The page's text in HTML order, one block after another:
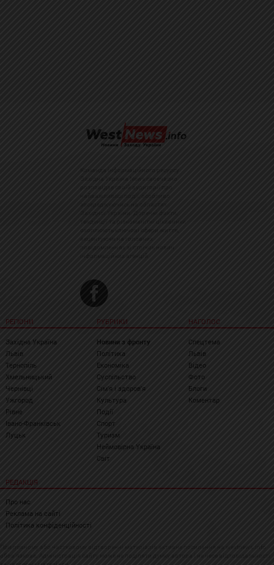
РЕГІОНИ
Західна Україна
Львів
Тернопіль
Хмельницький
Чернівці
Ужгород
Рівне
Івано-Франківськ
Луцьк
РУБРИКИ
Новини з фронту
Політика
Економіка
Суспільство
Сім'я і здоров'я
Культура
Події
Спорт
Туризм
Неймовірна Україна
Світ
НАГОЛОС
Спецтема
Львів
Відео
Фото
Блоги
Коментар
РЕДАКЦІЯ
Про нас
Реклама на сайті
Політика конфіденційності